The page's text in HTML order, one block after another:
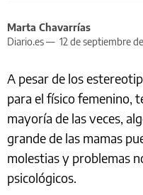
Marta Chavarrías
Diario.es — 12 de septiembre
A pesar de los
para el físico femenino,
mayoría de las veces,
grande de las mamas
molestias y problemas
psicológicos.